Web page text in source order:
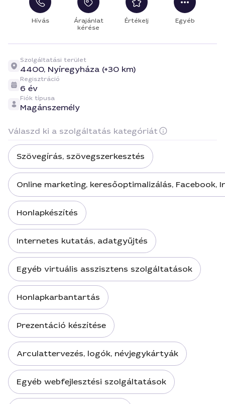
Hívás
Árajánlat
kérése
Értékelj Egyéb
Szolgáltatási terület
4400, Nyíregyháza (+30 km)
Regisztráció
6 év
Fiók típusa
Magánszemély
Válaszd ki a szolgáltatás kategóriát
Szövegírás, szövegszerkesztés
Online marketing, keresőoptimalizálás, Facebook,
Honlapkészítés
Internetes kutatás, adatgyűjtés
Egyéb virtuális asszisztens szolgáltatások
Honlapkarbantartás
Prezentáció készítése
Arculattervezés, logók, névjegykártyák
Egyéb webfejlesztési szolgáltatások